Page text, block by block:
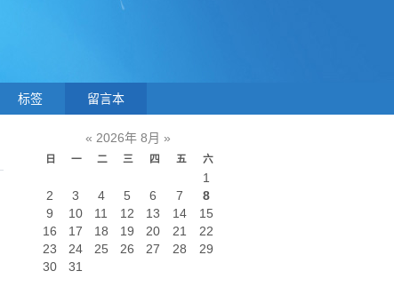
标签 留言本
« 2026年 8月 »
日 一 二 三 四 五 六
1
2
3 4 5 6 7
8
9
10 11 12 13 14
15
16
17 18 19 20 21
22
23
24 25 26 27 28
29
30
31